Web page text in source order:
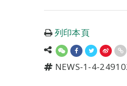
列印本頁
NEWS-1-4-